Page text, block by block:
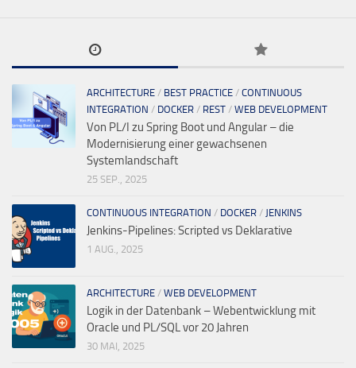
ARCHITECTURE / BEST PRACTICE / CONTINUOUS
INTEGRATION / DOCKER / REST / WEB DEVELOPMENT
Von PL/I zu Spring Boot und Angular – die
Modernisierung einer gewachsenen
Systemlandschaft
25 SEP., 2025
CONTINUOUS INTEGRATION / DOCKER / JENKINS
Jenkins-Pipelines: Scripted vs Deklarative
1 AUG., 2025
ARCHITECTURE / WEB DEVELOPMENT
Logik in der Datenbank – Webentwicklung mit
Oracle und PL/SQL vor 20 Jahren
30 MAI, 2025